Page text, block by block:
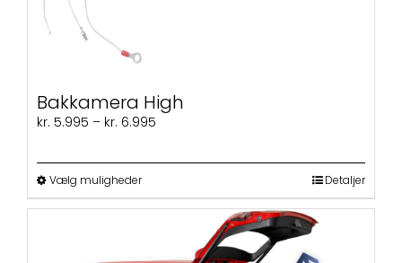
Bakkamera High
kr. 5.995 – kr. 6.995
Vælg mulighederDette
vare
varianter.
Detaljer